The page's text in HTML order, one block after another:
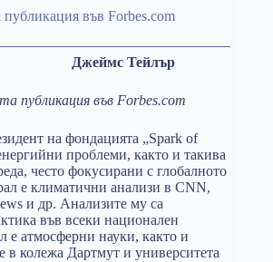
във Forbes.com
Джеймс Тейлър
публикация във Forbes.com
на фондацията „Spark of
проблеми, както и такива
често фокусирани с глобалното
е климатични анализи в CNN,
и др. Анализите му са
във всеки национален
атмосферни науки, както и
в колежа Дартмут и университета